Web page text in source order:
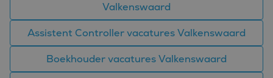
Valkenswaard
Assistent Controller vacatures Valkenswaard
Boekhouder vacatures Valkenswaard